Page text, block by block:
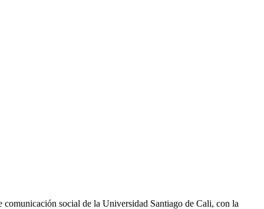
comunicación social de la Universidad Santiago de Cali, con la